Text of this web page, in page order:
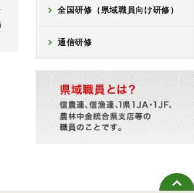
全国研修（県域職員向け研修）
通信研修